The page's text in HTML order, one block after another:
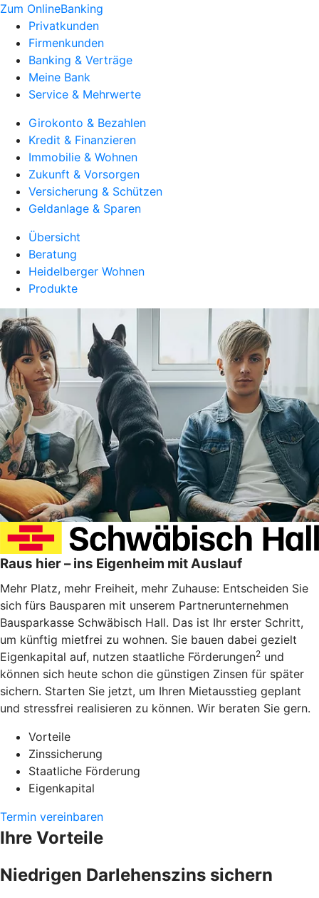
Zum OnlineBanking
Privatkunden
Firmenkunden
Banking & Verträge
Meine Bank
Service & Mehrwerte
Girokonto & Bezahlen
Kredit & Finanzieren
Immobilie & Wohnen
Zukunft & Vorsorgen
Versicherung & Schützen
Geldanlage & Sparen
Übersicht
Beratung
Heidelberger Wohnen
Produkte
Raus hier – ins Eigenheim mit Auslauf
Mehr Platz, mehr Freiheit, mehr Zuhause: Entscheiden Sie
sich fürs Bausparen mit unserem Partnerunternehmen
Bausparkasse Schwäbisch Hall. Das ist Ihr erster Schritt,
um künftig mietfrei zu wohnen. Sie bauen dabei gezielt
Eigenkapital auf, nutzen staatliche Förderungen2 und
können sich heute schon die günstigen Zinsen für später
sichern. Starten Sie jetzt, um Ihren Mietausstieg geplant
und stressfrei realisieren zu können. Wir beraten Sie gern.
Vorteile
Zinssicherung
Staatliche Förderung
Eigenkapital
Termin vereinbaren
Ihre Vorteile
Niedrigen Darlehenszins sichern